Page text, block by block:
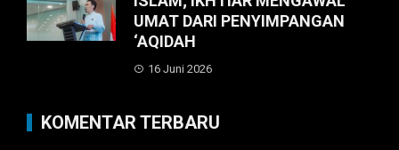
UMAT DARI PENYIMPANGAN
‘AQIDAH
16 Juni 2026
KOMENTAR TERBARU